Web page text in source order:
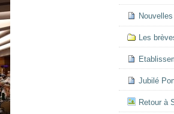
Les
Jubilé
Retour à